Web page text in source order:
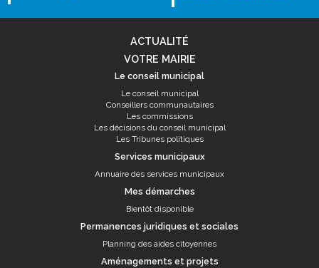
ACTUALITÉ
VOTRE MAIRIE
Le conseil municipal
Le conseil municipal
Conseillers communautaires
Les commissions
Les décisions du conseil municipal
Les Tribunes politiques
Services municipaux
Annuaire des services municipaux
Mes démarches
Bientôt disponible
Permanences juridiques et sociales
Planning des aides citoyennes
Aménagements et projets